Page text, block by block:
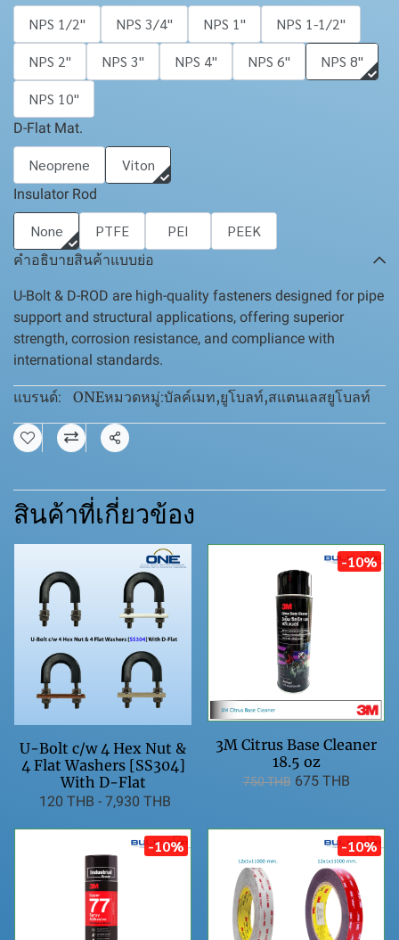
NPS 1/2'' NPS 3/4'' NPS 1''
NPS 1-1/2''
NPS 2''
NPS 3'' NPS 4'' NPS 6''
NPS 8''
NPS 10''
D-Flat Mat.
Neoprene Viton
Insulator Rod
None PTFE PEI PEEK
คำอธิบายสินค้าแบบย่อ
U-Bolt & D-ROD are high-quality fasteners designed for pipe
support and structural applications, offering superior
strength, corrosion resistance, and compliance with
international standards.
แบรนด์: ONEหมวดหมู่:บัลค์เมท,ยูโบลท์,สแตนเลสยูโบลท์
แชร์
สินค้าที่เกี่ยวข้อง
U-Bolt c/w 4 Hex Nut &
4 Flat Washers [SS304]
With D-Flat
120 THB - 7,930 THB
-10%
3M Citrus Base Cleaner
18.5 oz
750 THB 675 THB
-10% -10%